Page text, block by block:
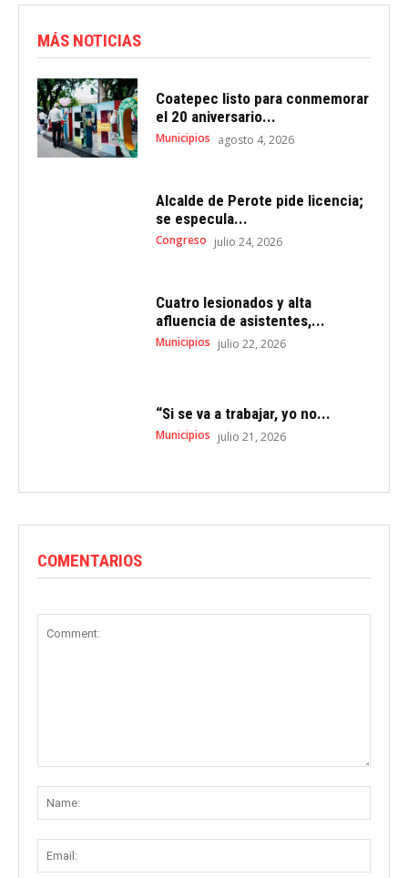
MÁS NOTICIAS
Coatepec listo para conmemorar
el 20 aniversario...
Municipios agosto 4, 2026
Alcalde de Perote pide licencia;
se especula...
Congreso julio 24, 2026
Cuatro lesionados y alta
afluencia de asistentes,...
Municipios julio 22, 2026
“Si se va a trabajar, yo no...
Municipios julio 21, 2026
COMENTARIOS